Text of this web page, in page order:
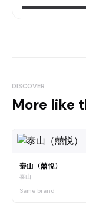
DISCOVER
More like
泰山（囍悦）
泰山
Same brand